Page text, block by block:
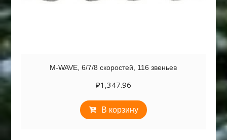
M-WAVE, 6/7/8 скоростей, 116 звеньев
₽1,347.96
В корзину